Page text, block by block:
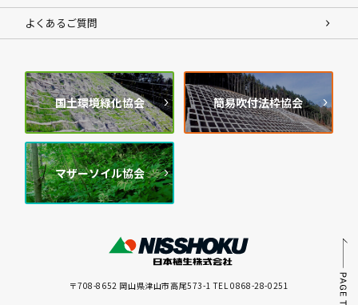
よくあるご質問
国土環境緑化協会 簡易吹付法枠協会
マザーソイル協会
〒708-8652 岡山県津山市高尾573-1 TEL 0868-28-0251